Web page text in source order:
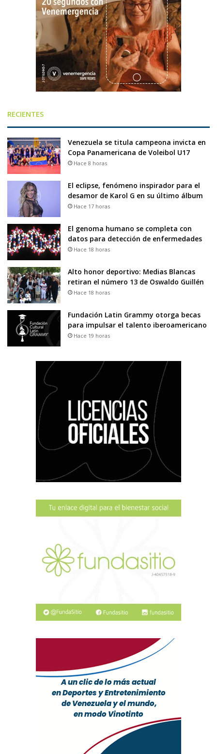
RECIENTES
Venezuela se titula campeona invicta en
Copa Panamericana de Voleibol U17
Hace 8 horas
El eclipse, fenómeno inspirador para el
desamor de Karol G en su último álbum
Hace 17 horas
El genoma humano se completa con
datos para detección de enfermedades
Hace 18 horas
Alto honor deportivo: Medias Blancas
retiran el número 13 de Oswaldo Guillén
Hace 18 horas
Fundación Latin Grammy otorga becas
para impulsar el talento iberoamericano
Hace 19 horas